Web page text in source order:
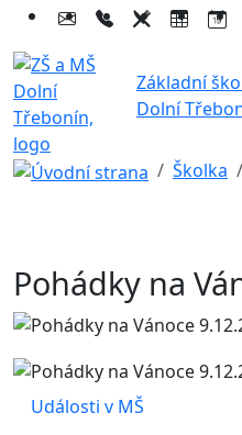
Základní
Dolní
Školka
Pohádky na
Události v MŠ